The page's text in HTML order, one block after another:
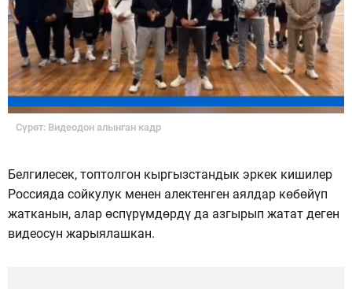
Сүрөт: Видеодон алынган кадр
Белгилесек, топтолгон кыргызстандык эркек кишилер
Россияда сойкулук менен алектенген аялдар көбөйүп
жатканын, алар өспүрүмдөрдү да азгырып жатат деген
видеосун жарыялашкан.